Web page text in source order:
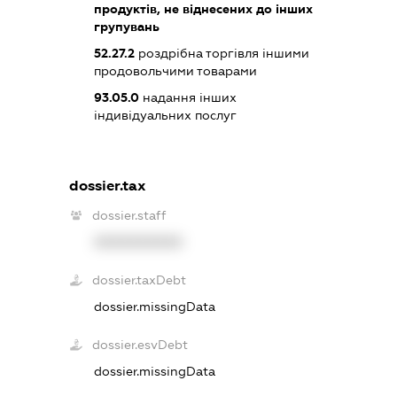
продуктів, не віднесених до інших
групувань
52.27.2роздрібна торгівля іншими
продовольчими товарами
93.05.0надання інших
індивідуальних послуг
dossier.tax
dossier.staff
dossier.taxDebt
dossier.missingData
dossier.esvDebt
dossier.missingData